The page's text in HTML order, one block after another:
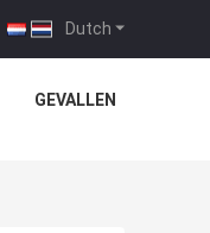
Dutch
GEVALLEN